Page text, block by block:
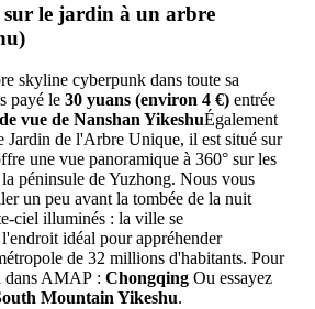
sur le jardin à un arbre
skyline cyberpunk dans toute sa
payé le 30 yuans (environ 4 €) entrée
vue de Nanshan YikeshuÉgalement
Jardin de l'Arbre Unique, il est situé sur
une vue panoramique à 360° sur les
péninsule de Yuzhong. Nous vous
un peu avant la tombée de la nuit
ciel illuminés : la ville se
idéal pour appréhender
de 32 millions d'habitants. Pour
dans AMAP : Chongqing Ou essayez
Mountain Yikeshu.